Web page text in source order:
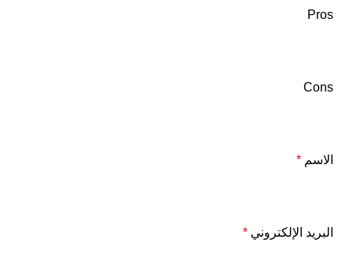
Pros
Cons
الاسم *
البريد الإلكتروني *